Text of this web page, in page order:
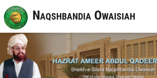
Naqshbandia Owaisiah